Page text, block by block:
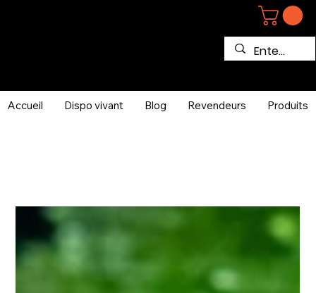
Accueil Dispo vivant Blog Revendeurs Produits